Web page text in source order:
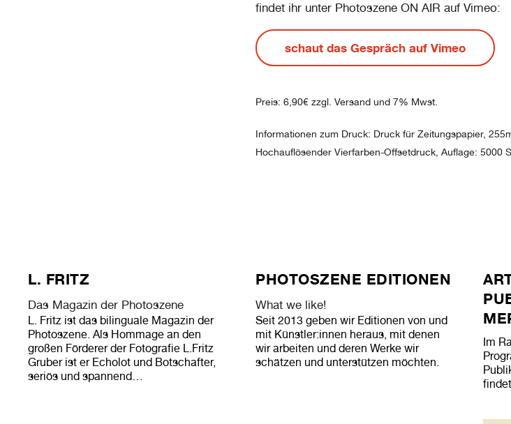
findet ihr unter Photoszene ON AIR auf Vimeo:
schaut das Gespräch auf Vimeo
Preis: 6,90€ zzgl. Versand und 7% Mwst.
Informationen zum Druck: Druck für Zeitungspapier,
Hochauflösender Vierfarben-Offsetdruck, Auflage: 5000
L. FRITZ
Das Magazin der Photoszene
L. Fritz ist das bilinguale Magazin der
Photoszene. Als Hommage an den
großen Förderer der Fotografie L.Fritz
Gruber ist er Echolot und Botschafter,
seriös und spannend…
PHOTOSZENE EDITIONEN
What we like!
Seit 2013 geben wir Editionen von und
mit Künstler:innen heraus, mit denen
wir arbeiten und deren Werke wir
schätzen und unterstützen möchten.
Im